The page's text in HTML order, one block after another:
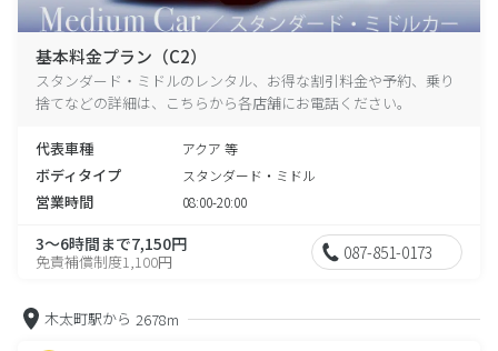
基本料金プラン（C2）
スタンダード・ミドルのレンタル、お得な割引料金や予約、乗り
捨てなどの詳細は、こちらから各店舗にお電話ください。
代表車種 アクア 等
ボディタイプ スタンダード・ミドル
営業時間 08:00-20:00
3～6時間まで7,150円
免責補償制度1,100円 087-851-0173
木太町駅から 2678m